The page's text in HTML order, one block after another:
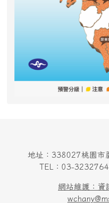
地址：338027桃園市
TEL：03-
網站維護：資